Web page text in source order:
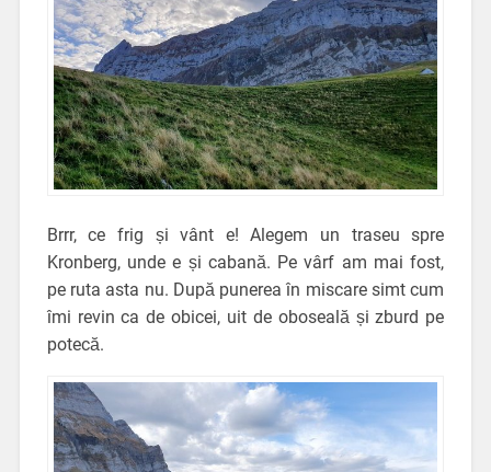
Brrr, ce frig și vânt e! Alegem un traseu spre
Kronberg, unde e și cabană. Pe vârf am mai fost,
pe ruta asta nu. După punerea în miscare simt cum
îmi revin ca de obicei, uit de oboseală și zburd pe
potecă.